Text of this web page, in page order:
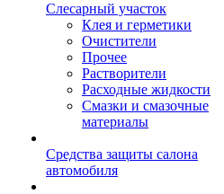
Слесарный участок
Клея и герметики
Очистители
Прочее
Растворители
Расходные жидкости
Смазки и смазочные
материалы
Средства защиты салона
автомобиля